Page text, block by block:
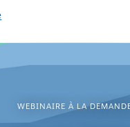
WEBINAIRE À LA